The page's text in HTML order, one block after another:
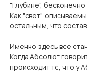
"Глубине",
Как "свет",
остальным, что
Именно здесь все
Когда Абсолют
происходит то, что у